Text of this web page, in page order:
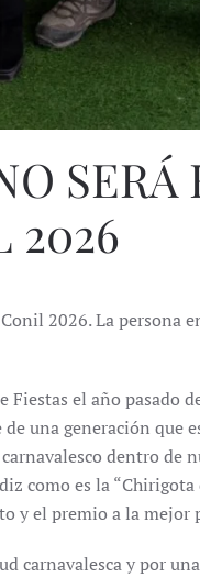
SERÁ
2026
2026. La persona
el año pasado
una generación que
dentro de
como es la
el premio a la mejor
carnavalesca y por